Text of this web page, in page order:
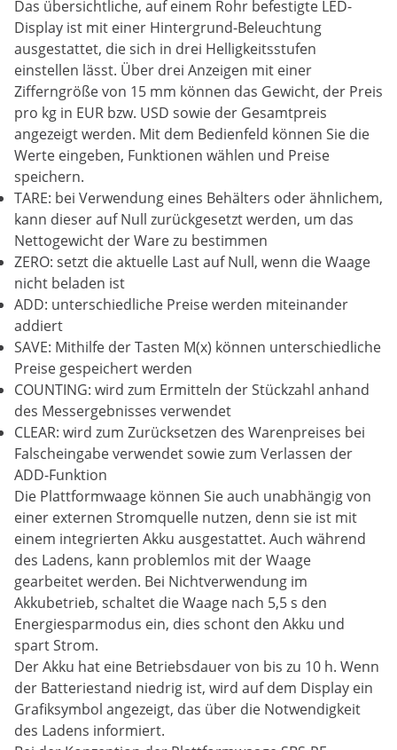
Das übersichtliche, auf einem Rohr befestigte LED-
Display ist mit einer Hintergrund-Beleuchtung
ausgestattet, die sich in drei Helligkeitsstufen
einstellen lässt. Über drei Anzeigen mit einer
Zifferngröße von 15 mm können das Gewicht, der Preis
pro kg in EUR bzw. USD sowie der Gesamtpreis
angezeigt werden. Mit dem Bedienfeld können Sie die
Werte eingeben, Funktionen wählen und Preise
speichern.
TARE: bei Verwendung eines Behälters oder ähnlichem,
kann dieser auf Null zurückgesetzt werden, um das
Nettogewicht der Ware zu bestimmen
ZERO: setzt die aktuelle Last auf Null, wenn die Waage
nicht beladen ist
ADD: unterschiedliche Preise werden miteinander
addiert
SAVE: Mithilfe der Tasten M(x) können unterschiedliche
Preise gespeichert werden
COUNTING: wird zum Ermitteln der Stückzahl anhand
des Messergebnisses verwendet
CLEAR: wird zum Zurücksetzen des Warenpreises bei
Falscheingabe verwendet sowie zum Verlassen der
ADD-Funktion
Die Plattformwaage können Sie auch unabhängig von
einer externen Stromquelle nutzen, denn sie ist mit
einem integrierten Akku ausgestattet. Auch während
des Ladens, kann problemlos mit der Waage
gearbeitet werden. Bei Nichtverwendung im
Akkubetrieb, schaltet die Waage nach 5,5 s den
Energiesparmodus ein, dies schont den Akku und
spart Strom.
Der Akku hat eine Betriebsdauer von bis zu 10 h. Wenn
der Batteriestand niedrig ist, wird auf dem Display ein
Grafiksymbol angezeigt, das über die Notwendigkeit
des Ladens informiert.